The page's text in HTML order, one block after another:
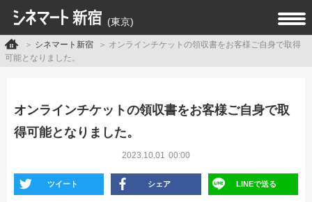
(東京)
シネマート新宿
オンラインチケットの領収書をお客様ご自身で取得
可能となりました。
オンラインチケットの領収書をお客様ご自身で取
得可能となりました。
2023.10.01 00:00
ツイート シェア LINEで送る